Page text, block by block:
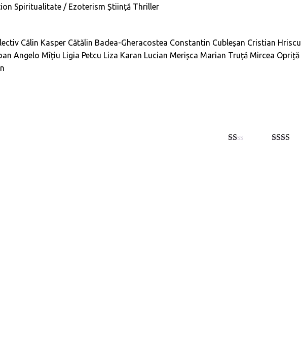
Spiritualitate / Ezoterism Știință Thriller
Călin Kasper Cătălin Badea-Gheracostea Constantin Cubleșan Cristian Hriscu
Angelo Mîțiu Ligia Petcu Liza Karan Lucian Merișca Marian Truță Mircea Opriță